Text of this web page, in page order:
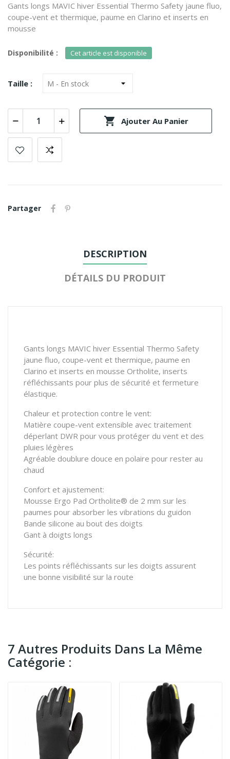
Gants longs MAVIC hiver Essential Thermo Safety jaune fluo,
coupe-vent et thermique, paume en Clarino et inserts en
mousse
Disponibilité : Cet article est disponible
Taille :
 Ajouter Au Panier
Partager
DESCRIPTION
DÉTAILS DU PRODUIT
Gants longs MAVIC hiver Essential Thermo Safety
jaune fluo, coupe-vent et thermique, paume en
Clarino et inserts en mousse Ortholite, inserts
réfléchissants pour plus de sécurité et fermeture
élastique.
Chaleur et protection contre le vent:
Matière coupe-vent extensible avec traitement
déperlant DWR pour vous protéger du vent et des
pluies légères
Agréable doublure douce en polaire pour rester au
chaud
Confort et ajustement:
Mousse Ergo Pad Ortholite® de 2 mm sur les
paumes pour absorber les vibrations du guidon
Bande silicone au bout des doigts
Gant à doigts longs
Sécurité:
Les points réfléchissants sur les doigts assurent
une bonne visibilité sur la route
7 Autres Produits Dans La Même
Catégorie :